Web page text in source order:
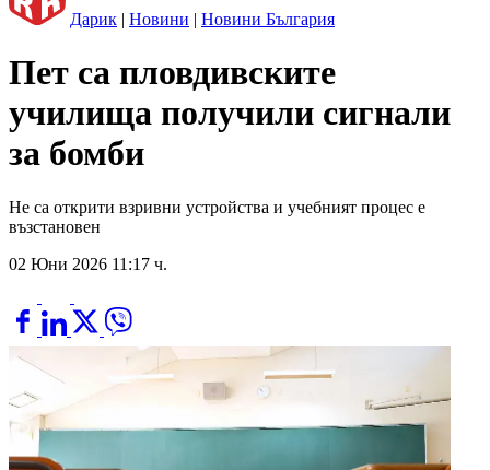
Дарик | Новини | Новини България
Пет са пловдивските
училища получили сигнали
за бомби
Не са открити взривни устройства и учебният процес е
възстановен
02 Юни 2026 11:17 ч.